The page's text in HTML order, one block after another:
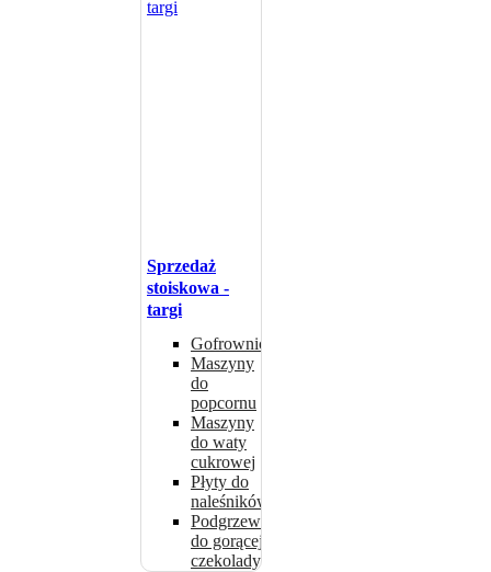
Sprzedaż
stoiskowa -
targi
Gofrownice
Maszyny
do
popcornu
Maszyny
do waty
cukrowej
Płyty do
naleśników
Podgrzewacze
do gorącej
czekolady